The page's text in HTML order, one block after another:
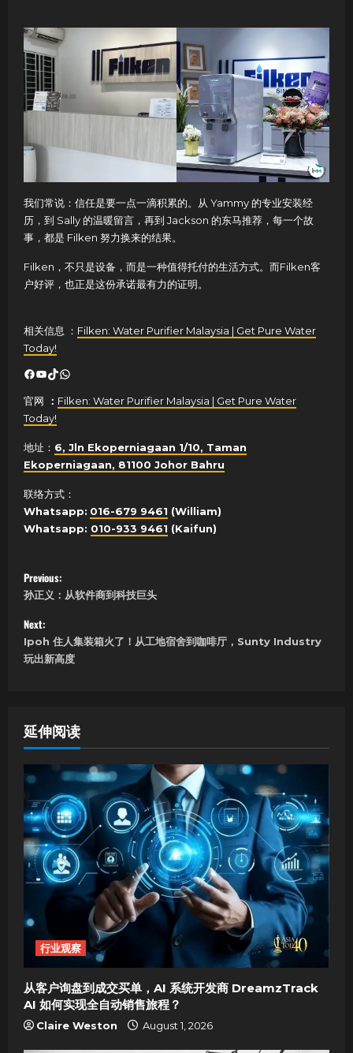
我们常说：信任是要一点一滴积累的。从 Yammy 的专业安装经
历，到 Sally 的温暖留言，再到 Jackson 的东马推荐，每一个故
事，都是 Filken 努力换来的结果。
Filken，不只是设备，而是一种值得托付的生活方式。而Filken客
户好评，也正是这份承诺最有力的证明。
相关信息 ： Filken: Water Purifier Malaysia | Get Pure Water
Today!
Facebook
YouTube
TikTok
WhatsApp
官网 ： Filken: Water Purifier Malaysia | Get Pure Water
Today!
地址： 6, Jln Ekoperniagaan 1/10, Taman
Ekoperniagaan, 81100 Johor Bahru
联络方式：
Whatsapp: 016-679 9461 (William)
Whatsapp: 010-933 9461 (Kaifun)
P
o
s
t
a
v
i
g
a
i
o
n
Previous:
孙正义：从软件商到科技巨头
Next:
Ipoh 住人集装箱火了！从工地宿舍到咖啡厅，Sunty Industry
玩出新高度
延伸阅读
行业观察
从客户询盘到成交买单，AI 系统开发商 DreamzTrack
AI 如何实现全自动销售旅程？
Claire Weston August 1, 2026